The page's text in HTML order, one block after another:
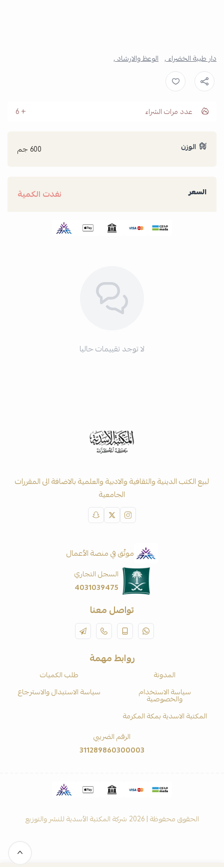
دار طيبة الخضراء , الوعظ والارشاد ,
عدد مرات الشراء 6
الوزن 600 جم
السعر نفدت الكمية
لا توجد تقييمات حاليا
لبيع الكتب الدينية والثقافية والادبية والعلمية بالاضافة الى المقررات
الجامعية
موثّق في منصة الأعمال
السجل التجاري
4031039475
تواصل معنا
روابط مهمة
المدونة
طلب الكميات
سياسة الاستخدام
والخصوصية
سياسة الاستبدال والاسترجاع
المكتبة الاسدية بمكة المكرمة
الرقم الضريبي
311289860300003
الحقوق محفوظة | 2026 شركة المكتبة الأسدية للنشر والتوزيع